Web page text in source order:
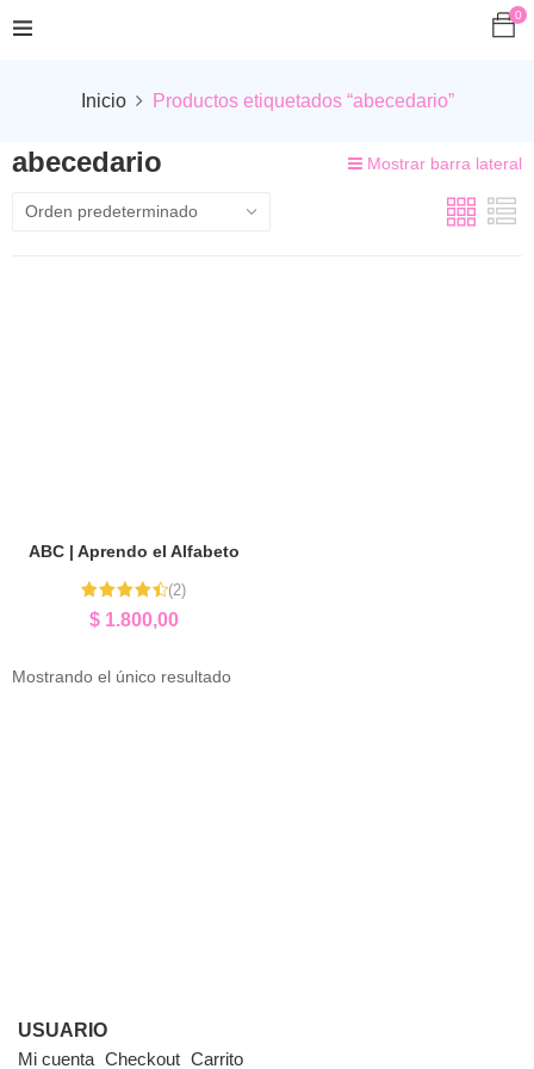
0
Inicio Productos etiquetados “abecedario”
abecedario Mostrar barra lateral
ABC | Aprendo el Alfabeto
Valorado
con4.50
(2)
$1.800,00
Mostrando el único resultado
USUARIO
Mi cuenta Checkout Carrito